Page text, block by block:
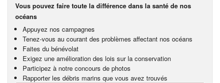
Vous pouvez faire toute la différence dans la santé de nos
océans
Appuyez nos campagnes
Tenez-vous au courant des problèmes affectant nos océans
Faites du bénévolat
Exigez une amélioration des lois sur la conservation
Participez à notre concours de photos
Rapporter les débris marins que vous avez trouvés